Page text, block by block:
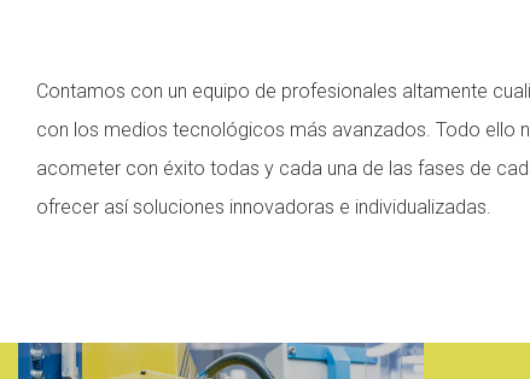
Contamos con un equipo de profesionales altamente
con los medios tecnológicos más avanzados. Todo ello
acometer con éxito todas y cada una de las fases de
ofrecer así soluciones innovadoras e individualizadas.